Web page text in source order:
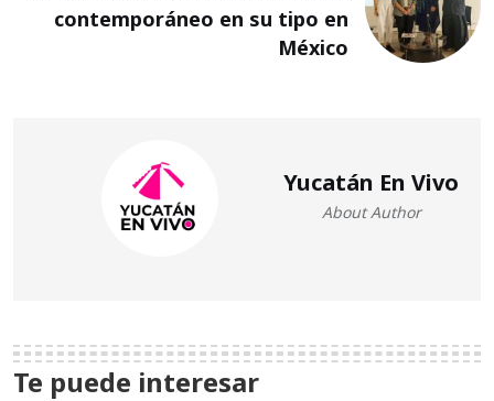
contemporáneo en su tipo en
México
Yucatán En Vivo
About Author
Te puede interesar